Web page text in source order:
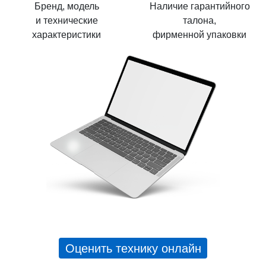
Бренд, модель
и технические
характеристики
Наличие гарантийного
талона,
фирменной упаковки
Оценить технику онлайн